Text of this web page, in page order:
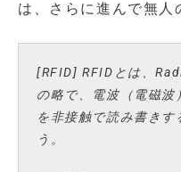
は、さらに進んで無人
[RFID] RFIDとは、
の略で、電波（電磁波
を非接触で読み書き
う。